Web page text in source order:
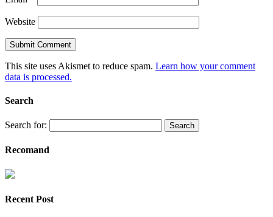
Website
This site uses Akismet to reduce spam. Learn how your comment
data is processed.
Search
Search for:
Recomand
Recent Post